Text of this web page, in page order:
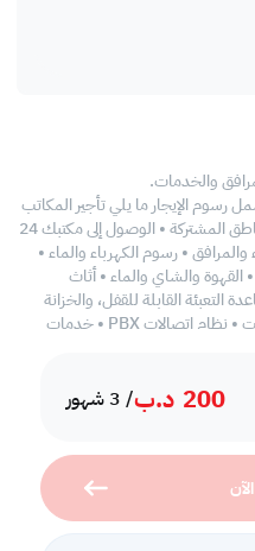
200 د.ب/ 3 شهور
والخدمات.
دينار بحريني تشمل رسوم الإيجار ما يلي تأجير المكاتب
(العنوان المضمون للسجل التجاري) • المناطق المشتركة • الوصول إلى مكتبك 24
البناء والمرافق • رسوم الكهرباء والماء •
والشاي والماء • أثاث
التعبئة القابلة للقفل، والخزانة
القابلة للقفل، وكرسي الزوار • اتصال بالإنترنت • نظام اتصالات PBX • خدمات